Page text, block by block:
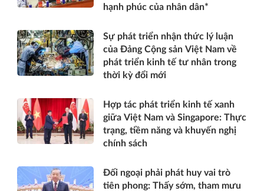
hạnh phúc của nhân dân*
Sự phát triển nhận thức lý luận
của Đảng Cộng sản Việt Nam về
phát triển kinh tế tư nhân trong
thời kỳ đổi mới
Hợp tác phát triển kinh tế xanh
giữa Việt Nam và Singapore: Thực
trạng, tiềm năng và khuyến nghị
chính sách
Đối ngoại phải phát huy vai trò
tiên phong: Thấy sớm, tham mưu